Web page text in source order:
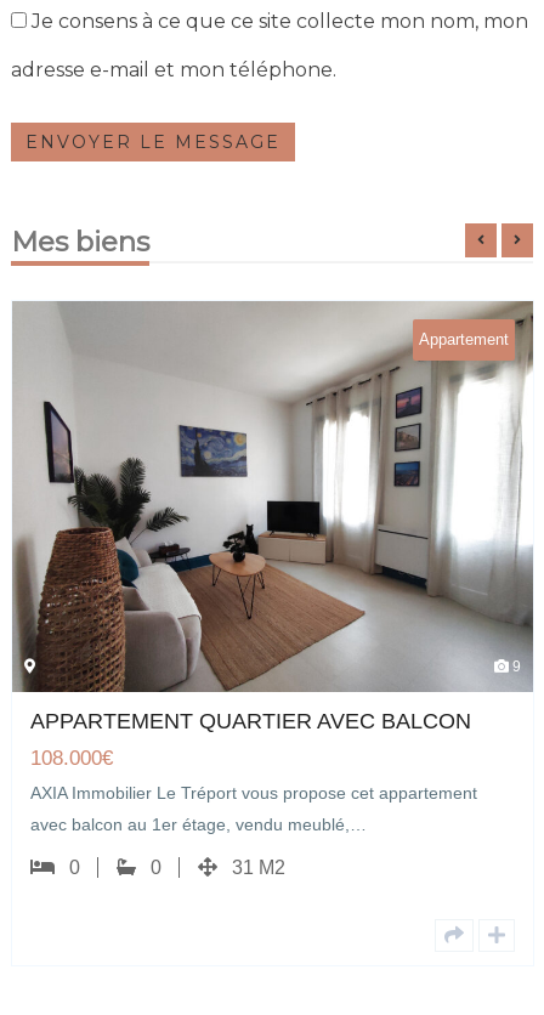
Je consens à ce que ce site collecte mon nom, mon
adresse e-mail et mon téléphone.
ENVOYER LE MESSAGE
Mes biens
Appartement
QUARTIER AVEC BALCON
€
Immobilier Le Tréport vous propose cet appartement
balcon au 1er étage, vendu meublé,…
0 0 31 M2